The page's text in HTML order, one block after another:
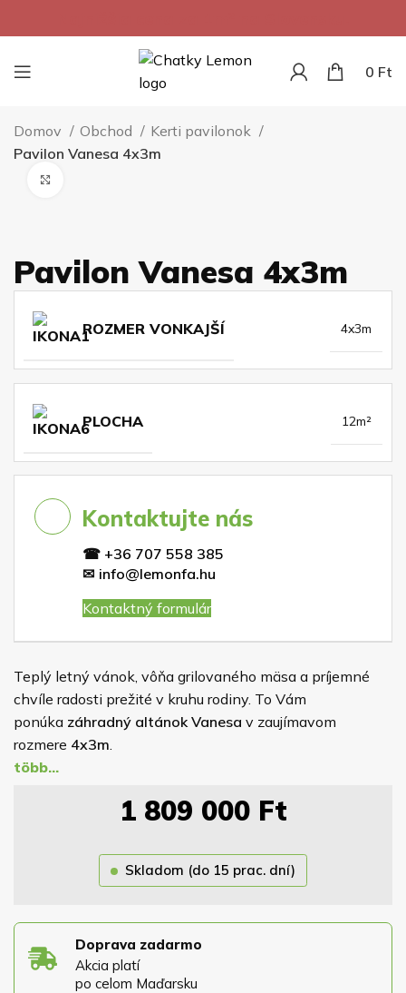
0 Ft
Domov Obchod
Kerti pavilonok
Pavilon Vanesa 4x3m
Pavilon Vanesa 4x3m
ROZMER VONKAJŠÍ 4x3m
PLOCHA 12m²
Kontaktujte nás
☎ +36 707 558 385
✉ info@lemonfa.hu
Kontaktný formulár
Teplý letný vánok, vôňa grilovaného mäsa a príjemné
chvíle radosti prežité v kruhu rodiny. To Vám
ponúka záhradný altánok Vanesa v zaujímavom
rozmere 4x3m
náterom, ktorého farbu si volíte sami z nášho
je osadená na masívnej konštrukcii z hranolov 13x13cm,
ktoré zaručujú dokonalú stabilitu altánku pri nepriazni
nepotrebuje žiadne kotviace prvky.Podlahu, krytinu a
náter Vám pribalíme grátis.
1 809 000 Ft
Skladom (do 15 prac. dní)
Doprava zadarmo
Akcia platí
po celom Maďarsku